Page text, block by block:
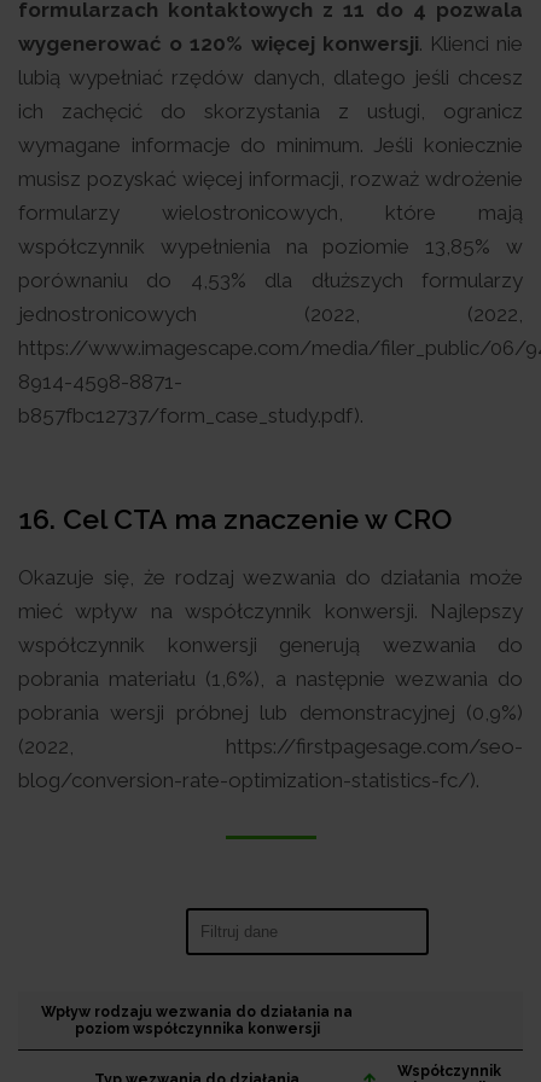
formularzach kontaktowych z 11 do 4 pozwala
wygenerować o 120% więcej konwersji. Klienci nie
lubią wypełniać rzędów danych, dlatego jeśli chcesz
ich zachęcić do skorzystania z usługi, ogranicz
wymagane informacje do minimum. Jeśli koniecznie
musisz pozyskać więcej informacji, rozważ wdrożenie
formularzy wielostronicowych, które mają
współczynnik wypełnienia na poziomie 13,85% w
porównaniu do 4,53% dla dłuższych formularzy
jednostronicowych (2022, (2022,
https://www.imagescape.com/media/filer_public/06/
8914-4598-8871-
b857fbc12737/form_case_study.pdf).
16. Cel CTA ma znaczenie w CRO
Okazuje się, że rodzaj wezwania do działania może
mieć wpływ na współczynnik konwersji. Najlepszy
współczynnik konwersji generują wezwania do
pobrania materiału (1,6%), a następnie wezwania do
pobrania wersji próbnej lub demonstracyjnej (0,9%)
(2022, https://firstpagesage.com/seo-
blog/conversion-rate-optimization-statistics-fc/).
Wpływ rodzaju wezwania do działania na
poziom współczynnika konwersji
Współczynnik